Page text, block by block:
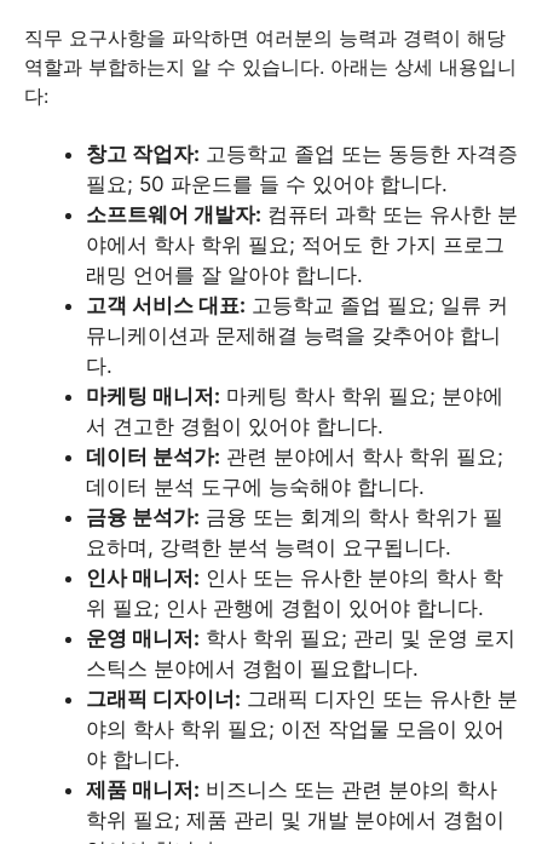
직무 요구사항을 파악하면 여러분의 능력과 경력이 해당
역할과 부합하는지 알 수 있습니다. 아래는 상세 내용입니
다:
창고 작업자: 고등학교 졸업 또는 동등한 자격증
필요; 50 파운드를 들 수 있어야 합니다.
소프트웨어 개발자: 컴퓨터 과학 또는 유사한 분
야에서 학사 학위 필요; 적어도 한 가지 프로그
래밍 언어를 잘 알아야 합니다.
고객 서비스 대표: 고등학교 졸업 필요; 일류 커
뮤니케이션과 문제해결 능력을 갖추어야 합니
다.
마케팅 매니저: 마케팅 학사 학위 필요; 분야에
서 견고한 경험이 있어야 합니다.
데이터 분석가: 관련 분야에서 학사 학위 필요;
데이터 분석 도구에 능숙해야 합니다.
금융 분석가: 금융 또는 회계의 학사 학위가 필
요하며, 강력한 분석 능력이 요구됩니다.
인사 매니저: 인사 또는 유사한 분야의 학사 학
위 필요; 인사 관행에 경험이 있어야 합니다.
운영 매니저: 학사 학위 필요; 관리 및 운영 로지
스틱스 분야에서 경험이 필요합니다.
그래픽 디자이너: 그래픽 디자인 또는 유사한 분
야의 학사 학위 필요; 이전 작업물 모음이 있어
야 합니다.
제품 매니저: 비즈니스 또는 관련 분야의 학사
학위 필요; 제품 관리 및 개발 분야에서 경험이